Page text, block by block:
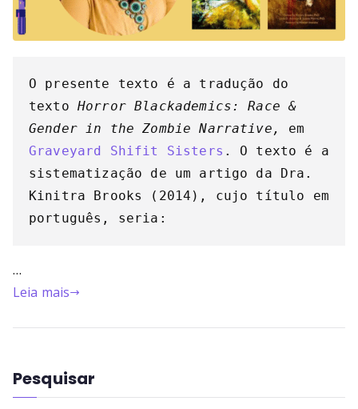
O presente texto é a tradução do
texto Horror Blackademics: Race &
Gender in the Zombie Narrative,
Graveyard Shifit Sisters . O texto é a
sistematização de um artigo da Dra.
Kinitra Brooks (2014), cujo título em
português, seria:
…
Leia mais
Pesquisar